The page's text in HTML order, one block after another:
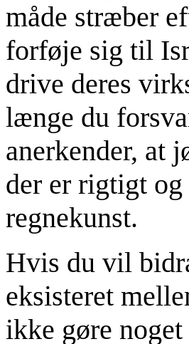
måde stræber
forføje sig til
drive deres
længe du
anerkender, at
der er rigtigt
regnekunst.
Hvis du vil
eksisteret
ikke gøre noget